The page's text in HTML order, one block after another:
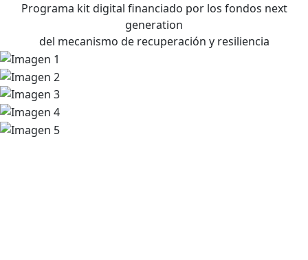
Programa kit digital financiado por los fondos next
generation
del mecanismo de recuperación y resiliencia